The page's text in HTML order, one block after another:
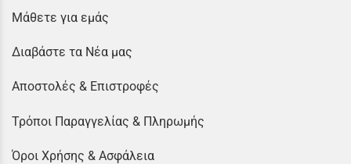
Μάθετε για εμάς
Διαβάστε τα Νέα μας
Αποστολές & Επιστροφές
Τρόποι Παραγγελίας & Πληρωμής
Όροι Χρήσης & Ασφάλεια